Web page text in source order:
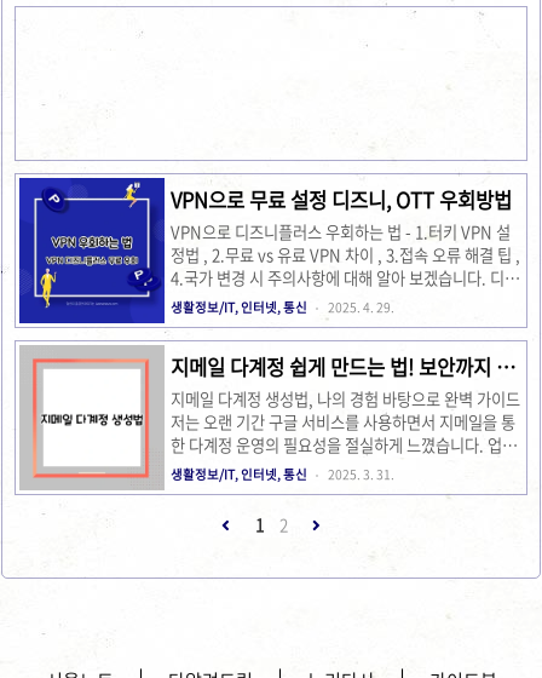
스 개통을 미리 막을 수 있대요. 혹시 내 명의로 몰래 폰
도용될까 봐 불안한 마음, 저만 그런 건 아니겠죠? 😥 얼
고 찾아봤어요. 엠세이퍼라는 서비스인데, 솔직히 처음
퍼, 정확히 뭐하는 서비스일까요? 🤔엠세이퍼(M-
safer)..
VPN으로 무료 설정 디즈니, OTT 우회방법
VPN으로 디즈니플러스 우회하는 법 - 1.터키 VPN 설
정법 , 2.무료 vs 유료 VPN 차이 , 3.접속 오류 해결 팁 ,
4.국가 변경 시 주의사항에 대해 알아 보겠습니다. 디즈
니플러스의 다양한 콘텐츠를 즐기고 싶다면, VPN으로
디즈니플러스 우회하는 법을 알아야 합니다. 본 글에서
는 터키 VPN 설정법부터 무료와 유료 VPN의 차이, 접
속 오류 해결 팁 등 유용한 정보를 제공합니다. 1. 터키
VPN 설정법터키 VPN을 설정하는 것은 간단합니다.
VPN 서비스를 선택한 후, 터키 서버에 연결하기만 하면
됩니다. 대부분의 VPN 애플리케이션은 서버 목록을 제
공하므로, 터키를 선택하면 됩니다. 설정이 완료되면,
디즈니플러스를 열고 로그인하여 원하는 콘텐츠를 스트
생활정보/IT, 인터넷, 통신 2025. 4. 29.
지메일 다계정 쉽게 만드는 법! 보안까지 철
저히 관리하는 꿀팁
지메일 다계정 생성법, 나의 경험 바탕으로 완벽 가이드
저는 오랜 기간 구글 서비스를 사용하면서 지메일을 통
한 다계정 운영의 필요성을 절실하게 느꼈습니다. 업무
와 개인생활, 혹은 취미 및 사이드 프로젝트를 위해 별
도의 지메일 계정을 효율적으로 관리하는 것은 제 생활
의 필수 요소가 되었습니다. 이 글에서는 저의 경험을
바탕으로 지메일 다계정 생성법, 여러 계정을 효과적으
율적으로 사용하는 방법에 대해 심도 있게 이야기하고
생활정보/IT, 인터넷, 통신 2025. 3. 31.
1 2